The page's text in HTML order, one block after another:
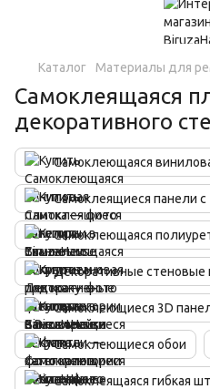
Каталог Материалы для
Самоклеящаяся
декоративного
Самоклеющаяся
Самоклеющаяся
Декоративные стеновые
Самоклеющиеся 3D
Самоклеющиеся обои
Самоклеящаяся гибкая